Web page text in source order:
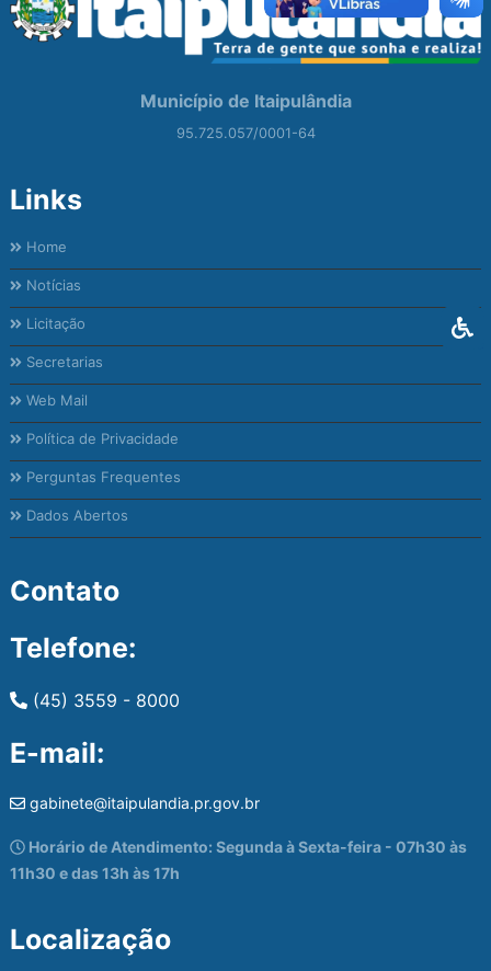
Município de Itaipulândia
95.725.057/0001-64
Links
Home
Notícias
Licitação
Secretarias
Web Mail
Política de Privacidade
Perguntas Frequentes
Dados Abertos
Contato
Telefone:
(45) 3559 - 8000
E-mail:
gabinete@itaipulandia.pr.gov.br
Horário de Atendimento: Segunda à Sexta-feira - 07h30 às
11h30 e das 13h às 17h
Localização